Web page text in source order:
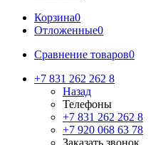
Корзина0
Отложенные0
Сравнение товаров0
+7 831 262 262 8
Назад
Телефоны
+7 831 262 262 8
+7 920 068 63 78
Заказать звонок